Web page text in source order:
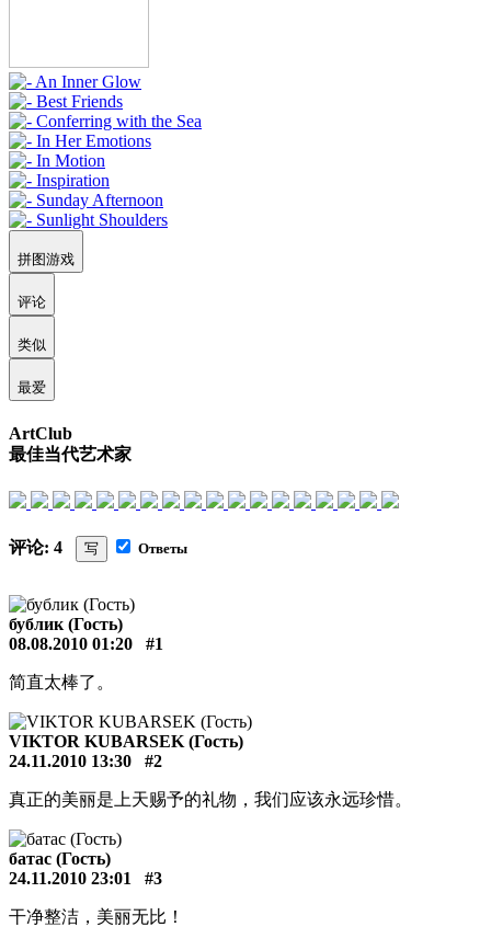
拼图游戏
评论
类似
最爱
ArtClub
最佳当代艺术家
评论: 4 写 Ответы
бублик (Гость)
08.08.2010 01:20
#1
简直太棒了。
VIKTOR KUBARSEK (Гость)
24.11.2010 13:30
#2
真正的美丽是上天赐予的礼物，我们应该永远珍惜。
батас (Гость)
24.11.2010 23:01
#3
干净整洁，美丽无比！